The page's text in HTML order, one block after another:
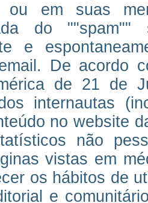
ou em suas
do
e
De acordo
de 21 de
internautas
no website
não
vistas em
os hábitos de
e